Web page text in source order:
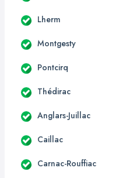
Lherm
Montgesty
Pontcirq
Thédirac
Anglars-Juillac
Caillac
Carnac-Rouffiac